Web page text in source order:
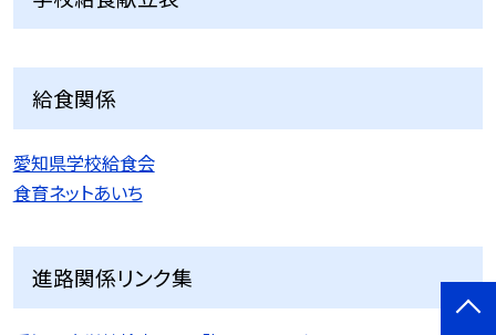
給食関係
愛知県学校給食会
食育ネットあいち
進路関係リンク集